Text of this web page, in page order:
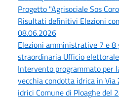
Progetto "Agrisociale Sos
Risultati definitivi Elezioni
08.06.2026
Elezioni amministrative 7 e
straordinaria Ufficio
Intervento programmato per
vecchia condotta idrica in Via
idrici Comune di Ploaghe del